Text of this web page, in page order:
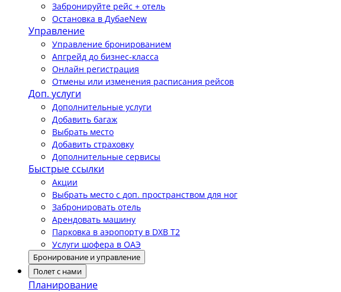
Забронируйте рейс + отель
Остановка в ДубаеNew
Управление
Управление бронированием
Апгрейд до бизнес-класса
Онлайн регистрация
Отмены или изменения расписания рейсов
Доп. услуги
Дополнительные услуги
Добавить багаж
Выбрать место
Добавить страховку
Дополнительные сервисы
Быстрые ссылки
Акции
Выбрать место с доп. пространством для ног
Забронировать отель
Арендовать машину
Парковка в аэропорту в DXB T2
Услуги шофера в ОАЭ
Бронирование и управление
Полет с нами
Планирование